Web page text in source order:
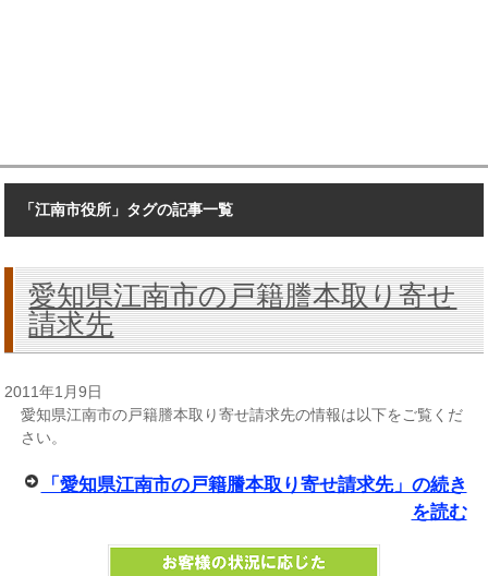
「江南市役所」タグの記事一覧
愛知県江南市の戸籍謄本取り寄せ
請求先
2011年1月9日
愛知県江南市の戸籍謄本取り寄せ請求先の情報は以下をご覧くだ
さい。
「愛知県江南市の戸籍謄本取り寄せ請求先」の続き
を読む